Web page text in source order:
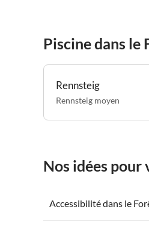
Piscine dans le
Rennsteig
Rennsteig moyen
Nos idées pour